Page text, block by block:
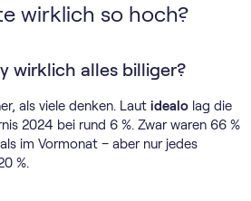
wirklich so hoch?
wirklich alles billiger?
als viele denken. Laut idealo lag die
2024 bei rund 6 %. Zwar waren 66 %
im Vormonat – aber nur jedes
%.